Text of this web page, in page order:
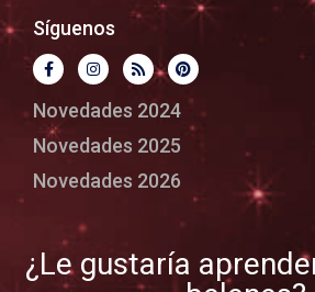
Síguenos
Novedades 2024
Novedades 2025
Novedades 2026
¿Le gustaría